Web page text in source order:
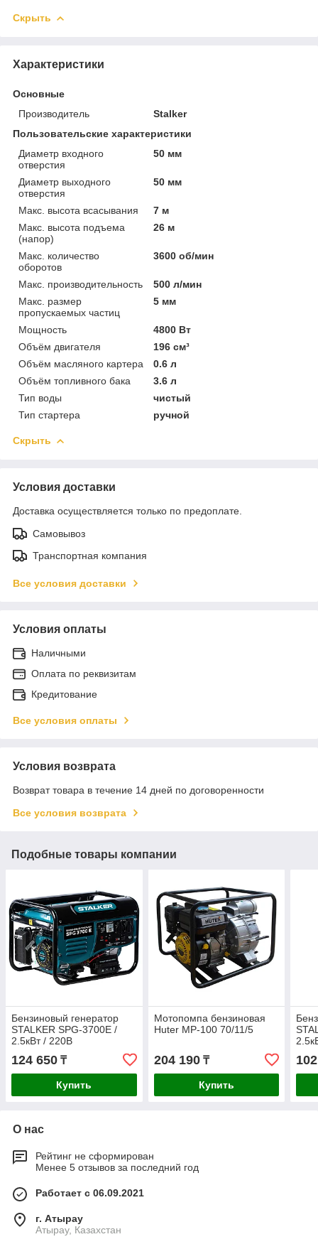
Скрыть
Характеристики
Основные
Производитель
Stalker
Пользовательские характеристики
Диаметр входного
отверстия
50 мм
Диаметр выходного
отверстия
50 мм
Макс. высота всасывания
7 м
Макс. высота подъема
(напор)
26 м
Макс. количество
оборотов
3600 об/мин
Макс. производительность
500 л/мин
Макс. размер
пропускаемых частиц
5 мм
Мощность
4800 Вт
Объём двигателя
196 см³
Объём масляного картера
0.6 л
Объём топливного бака
3.6 л
Тип воды
чистый
Тип стартера
ручной
Скрыть
Условия доставки
Доставка осуществляется только по предоплате.
Самовывоз
Транспортная компания
Все условия доставки
Условия оплаты
Наличными
Оплата по реквизитам
Кредитование
Все условия оплаты
Условия возврата
Возврат товара в течение 14 дней по договоренности
Все условия возврата
Подобные товары компании
Бензиновый генератор
STALKER SPG-3700E /
2.5кВт / 220В
124 650 ₸
Купить
Мотопомпа бензиновая
Huter MP-100 70/11/5
204 190₸
Купить
О нас
Рейтинг не сформирован
Менее 5 отзывов за последний год
Работает с 06.09.2021
г. Атырау
Атырау, Казахстан